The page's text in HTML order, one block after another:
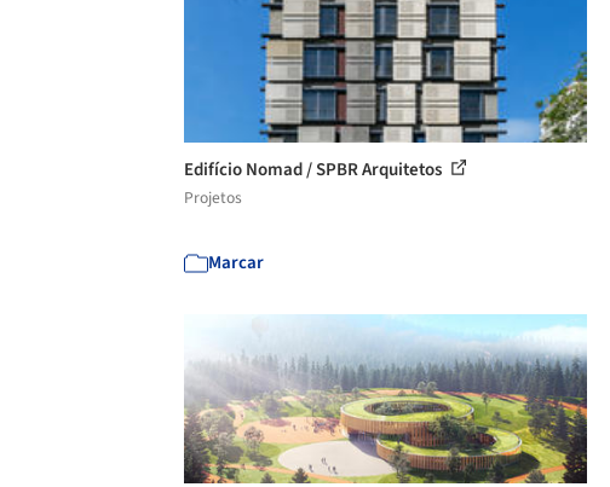
Edifício Nomad / SPBR Arquitetos
Projetos
Marcar